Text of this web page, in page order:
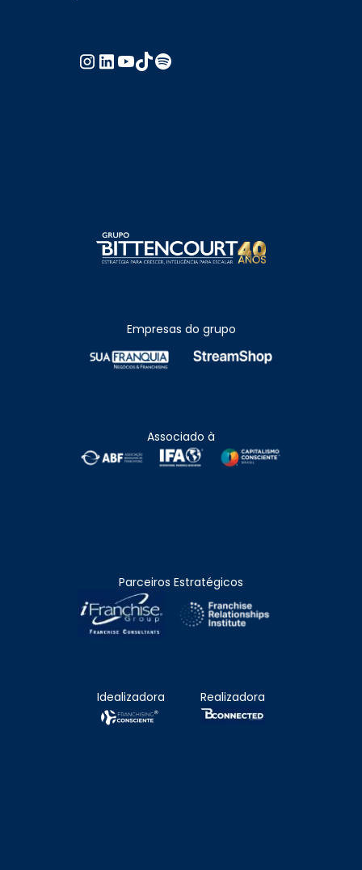
Empresas do grupo
Associado à
Parceiros Estratégicos
Idealizadora Realizadora